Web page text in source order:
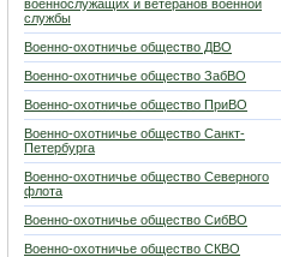
военнослужащих и ветеранов военной
службы
Военно-охотничье общество ДВО
Военно-охотничье общество ЗабВО
Военно-охотничье общество ПриВО
Военно-охотничье общество Санкт-
Петербурга
Военно-охотничье общество Северного
флота
Военно-охотничье общество СибВО
Военно-охотничье общество СКВО